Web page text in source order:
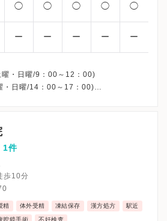
◯ ◯ ◯ ◯ ◯
ー ー ー ー ー
・日曜/9：00～12：00)
日曜/14：00～17：00)
1件
歩10分
精 体外受精 凍結保存 漢方処方 駅近
腔鏡手術 不妊検査